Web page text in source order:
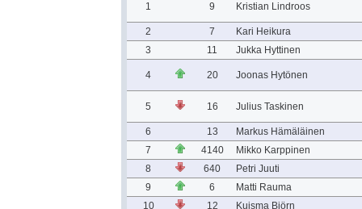
1 9 Kristian Lindroos
2 7
Kari Heikura
3
11 Jukka Hyttinen
4 20 Joonas Hytönen
5 16 Julius Taskinen
6 13
Markus Hämäläinen
7
4140
Mikko Karppinen
8
640
Petri Juuti
9
6
Matti Rauma
10
12 Kuisma Björn